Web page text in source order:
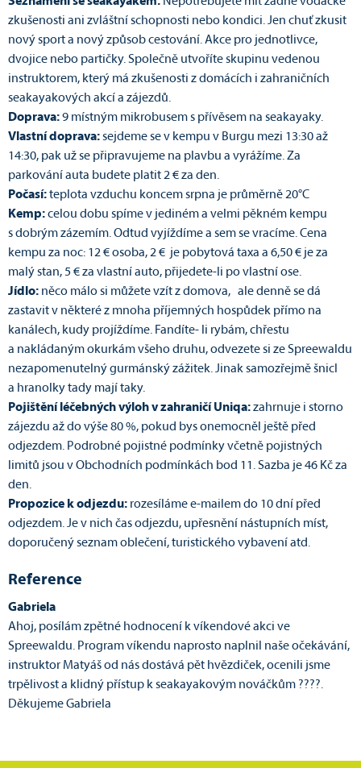
zkušenosti ani zvláštní schopnosti nebo kondici. Jen chuť zkusit
nový sport a nový způsob cestování. Akce pro jednotlivce,
dvojice nebo partičky. Společně utvoříte skupinu vedenou
instruktorem, který má zkušenosti z domácích i zahraničních
seakayakových akcí a zájezdů.
Doprava:9 místným mikrobusem s přívěsem na seakayaky.
Vlastní doprava:sejdeme se v kempu v Burgu mezi 13:30 až
14:30, pak už se připravujeme na plavbu a vyrážíme. Za
parkování auta budete platit 2 € za den.
Počasí:teplota vzduchu koncem srpna je průměrně 20°C
Kemp:celou dobu spíme v jediném a velmi pěkném kempu
s dobrým zázemím. Odtud vyjíždíme a sem se vracíme. Cena
kempu za noc: 12 € osoba, 2 € je pobytová taxa a 6,50 € je za
malý stan, 5 € za vlastní auto, přijedete-li po vlastní ose.
Jídlo: něco málo si můžete vzít z domova, ale denně se dá
zastavit v některé z mnoha příjemných hospůdek přímo na
kanálech, kudy projíždíme. Fandíte- li rybám, chřestu
a nakládaným okurkám všeho druhu, odvezete si ze Spreewaldu
nezapomenutelný gurmánský zážitek. Jinak samozřejmě šnicl
a hranolky tady mají taky.
Pojištění léčebných výloh v zahraničí Uniqa:zahrnuje i storno
zájezdu až do výše 80 %, pokud bys onemocněl ještě před
odjezdem. Podrobné pojistné podmínky včetně pojistných
limitů jsou v Obchodních podmínkách bod 11. Sazba je 46 Kč za
den.
Propozice k odjezdu: rozesíláme e-mailem do 10 dní před
odjezdem. Je v nich čas odjezdu, upřesnění nástupních míst,
doporučený seznam oblečení, turistického vybavení atd.
Reference
Gabriela
Ahoj, posílám zpětné hodnocení k víkendové akci ve
Spreewaldu. Program víkendu naprosto naplnil naše očekávání,
instruktor Matyáš od nás dostává pět hvězdiček, ocenili jsme
trpělivost a klidný přístup k seakayakovým nováčkům ????.
Děkujeme Gabriela